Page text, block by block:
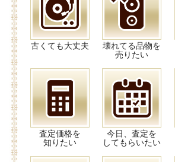
古くても大丈夫
壊れてる品物を
売りたい
査定価格を
知りたい
今日、査定を
してもらいたい